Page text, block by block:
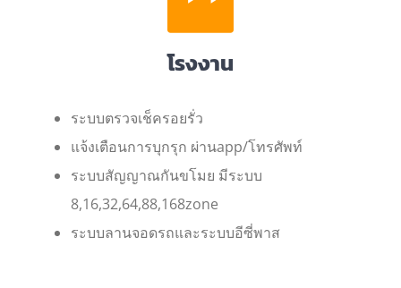
โรงงาน
ระบบตรวจเช็ครอยรั่ว
แจ้งเตือนการบุกรุก ผ่านapp/โทรศัพท์
ระบบสัญญาณกันขโมย มีระบบ
8,16,32,64,88,168zone
ระบบลานจอดรถและระบบอีซี่พาส